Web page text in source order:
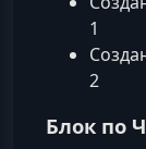
1
2
Блок по